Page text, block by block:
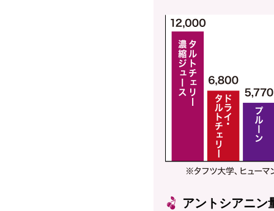
アントシアニン